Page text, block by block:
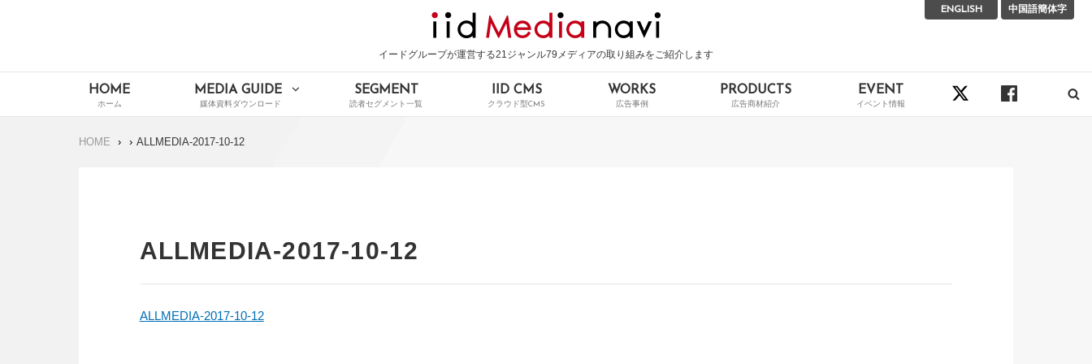
イードグループが運営する21ジャンル79メディアの取り組みをご紹介します
Navigation
HOME MEDIA GUIDE SEGMENT IID CMS WORKS PRODUCTS EVENT
ENGLISH 中国語簡体字
HOME ALLMEDIA-2017-10-12
ALLMEDIA-2017-10-12
ALLMEDIA-2017-10-12